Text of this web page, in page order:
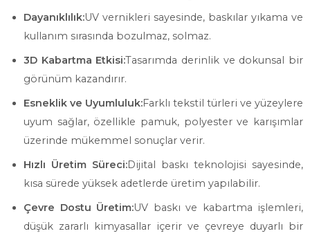
Dayanıklılık:UV vernikleri sayesinde, baskılar yıkama ve
kullanım sırasında bozulmaz, solmaz.
3D Kabartma Etkisi:Tasarımda derinlik ve dokunsal bir
görünüm kazandırır.
Esneklik ve Uyumluluk:Farklı tekstil türleri ve yüzeylere
uyum sağlar, özellikle pamuk, polyester ve karışımlar
üzerinde mükemmel sonuçlar verir.
Hızlı Üretim Süreci:Dijital baskı teknolojisi sayesinde,
kısa sürede yüksek adetlerde üretim yapılabilir.
Çevre Dostu Üretim:UV baskı ve kabartma işlemleri,
düşük zararlı kimyasallar içerir ve çevreye duyarlı bir